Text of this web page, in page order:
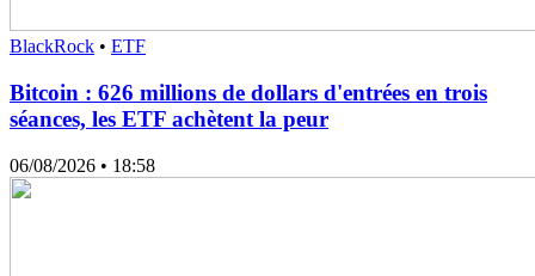
BlackRock • ETF
Bitcoin : 626 millions de dollars d'entrées en trois
séances, les ETF achètent la peur
06/08/2026 • 18:58